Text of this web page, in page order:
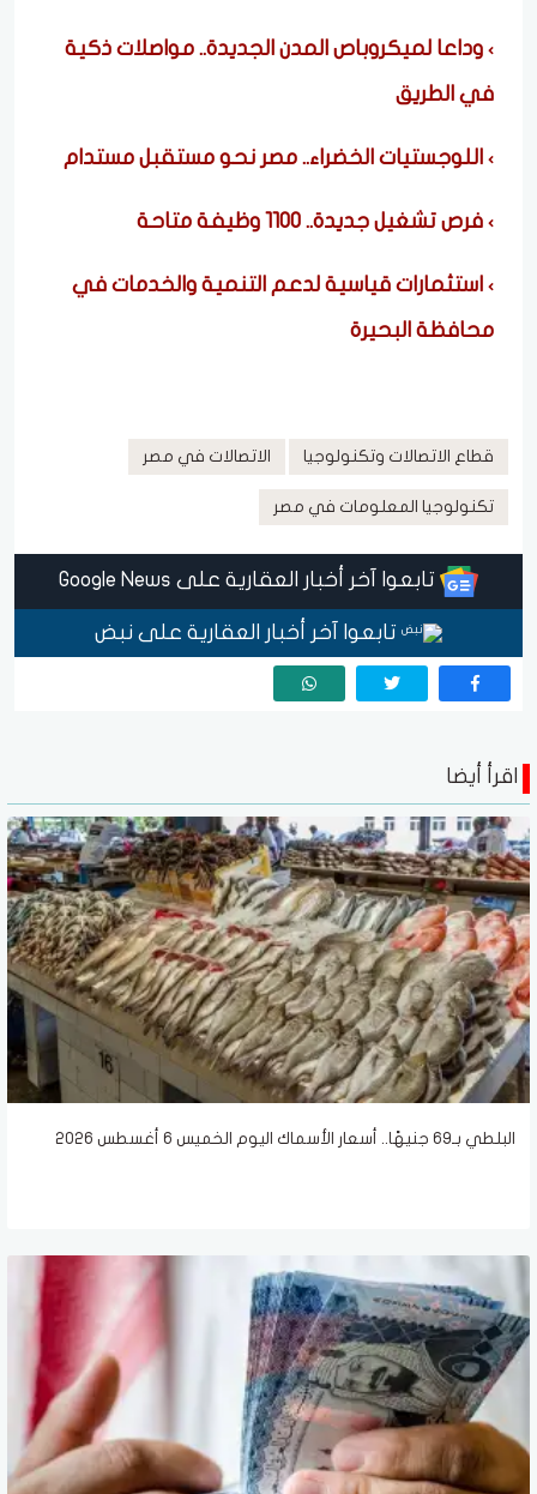
وداعا لميكروباص المدن الجديدة.. مواصلات ذكية
في الطريق
اللوجستيات الخضراء.. مصر نحو مستقبل مستدام
فرص تشغيل جديدة.. 1100 وظيفة متاحة
استثمارات قياسية لدعم التنمية والخدمات في
محافظة البحيرة
قطاع الاتصالات وتكنولوجيا الاتصالات في مصر
تكنولوجيا المعلومات في مصر
تابعوا آخر أخبار العقارية على Google News
تابعوا آخر أخبار العقارية على نبض
اقرأ أيضا
البلطي بـ69 جنيهًا.. أسعار الأسماك اليوم الخميس 6 أغسطس 2026